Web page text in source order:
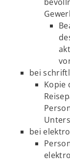
bei
Kopie
bei